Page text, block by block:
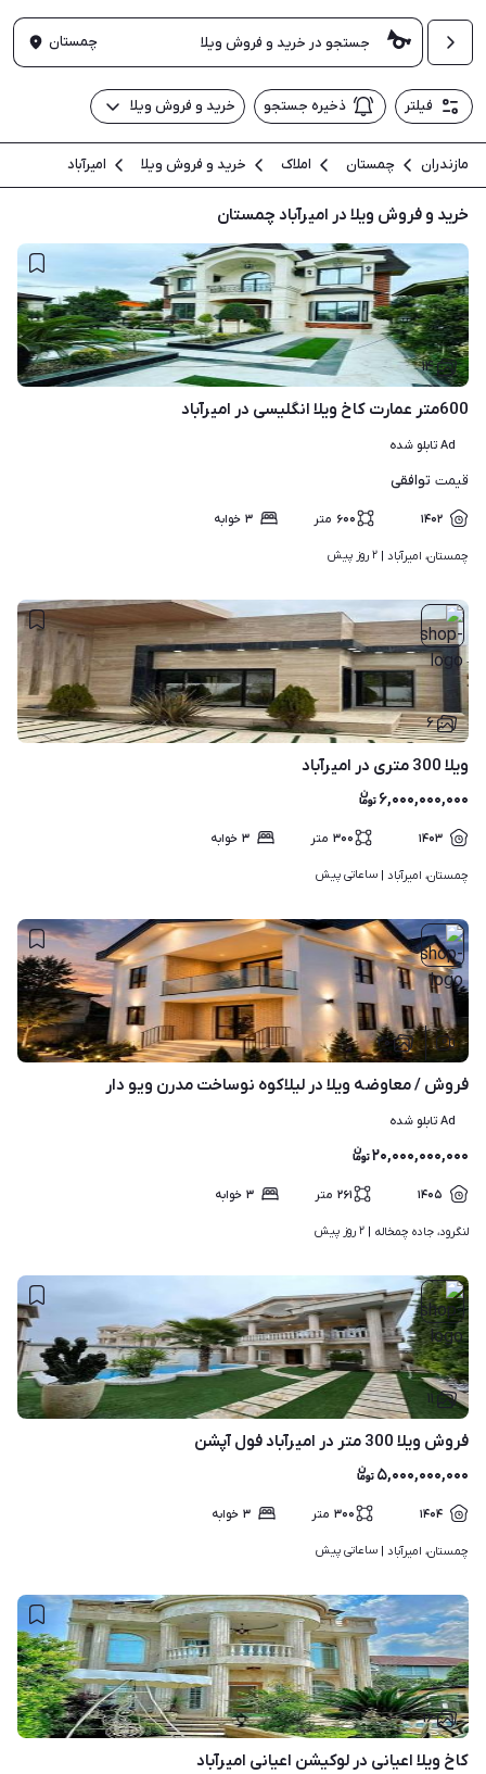
چمستان
فیلتر ذخیره جستجو خرید و فروش ویلا
مازندران چمستان املاک خرید و فروش ویلا امیرآباد
خرید و فروش ویلا در امیرآباد چمستان
۱۴
600متر عمارت کاخ ویلا انگلیسی در امیرآباد
Ad تابلو شده
قیمت توافقی
۱۴۰۲ ۶۰۰ متر ۳ خوابه
چمستان، امیرآباد | ۲ روز پیش
۶
ویلا 300 متری در امیرآباد
۶,۰۰۰,۰۰۰,۰۰۰
۱۴۰۳ ۳۰۰ متر ۳ خوابه
چمستان، امیرآباد | ساعاتی پیش
۲۰
فروش / معاوضه ویلا در لیلاکوه نوساخت مدرن ویو دار
Ad تابلو شده
۲۰,۰۰۰,۰۰۰,۰۰۰
۱۴۰۵ ۲۶۱ متر ۳ خوابه
لنگرود، جاده چمخاله | ۲ روز پیش
۱۱
فروش ویلا 300 متر در امیرآباد فول آپشن
۵,۰۰۰,۰۰۰,۰۰۰
۱۴۰۴ ۳۰۰ متر ۳ خوابه
چمستان، امیرآباد | ساعاتی پیش
۱۶
کاخ ویلا اعیانی در لوکیشن اعیانی امیرآباد